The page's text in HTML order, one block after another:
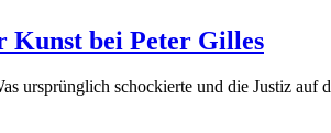
Kunst bei Peter Gilles
ursprünglich schockierte und die Justiz auf